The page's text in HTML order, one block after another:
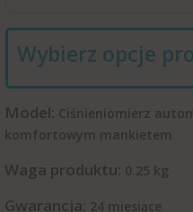
Wybierz opcje
Model: Ciśnieniomierz
komfortowym mankietem
Waga produktu: 0.25 kg
Gwarancja: 24 miesiące